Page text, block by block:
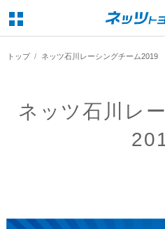
トップ ネッツ石川レーシングチーム2019
ネッツ石川レ